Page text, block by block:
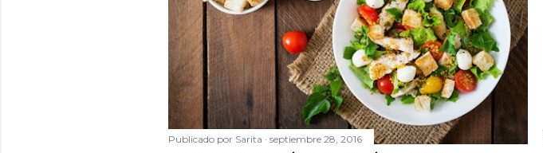
Publicado por Sarita septiembre 28, 2016